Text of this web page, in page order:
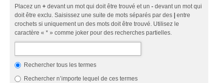
Placez un + devant un mot qui doit être trouvé et un - devant un mot qui
doit être exclu. Saisissez une suite de mots séparés par des
entre
crochets si uniquement un des mots doit être trouvé. Utilisez le
caractère « * » comme joker pour des recherches partielles.
Rechercher tous les termes
Rechercher n’importe lequel de ces termes